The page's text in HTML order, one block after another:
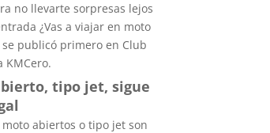
no llevarte sorpresas lejos
¿Vas a viajar en moto
se publicó primero en Club
KMCero.
tipo jet, sigue
moto abiertos o tipo jet son